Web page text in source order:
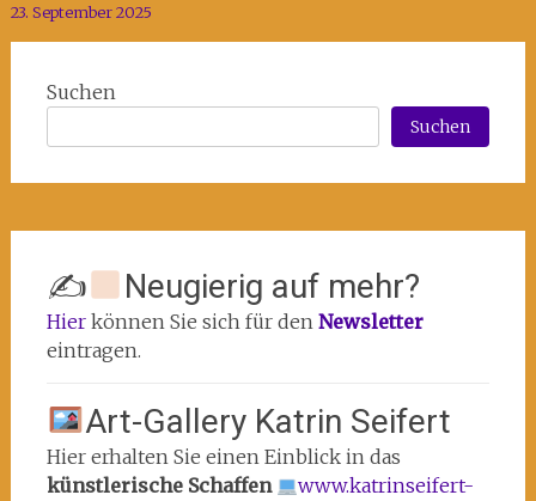
23. September 2025
Suchen
Suchen
✍ Neugierig auf mehr?
Hierkönnen Sie sich für den Newsletter
eintragen.
Art-Gallery Katrin Seifert
Hier erhalten Sie einen Einblick in das
künstlerische Schaffen
www.katrinseifert-